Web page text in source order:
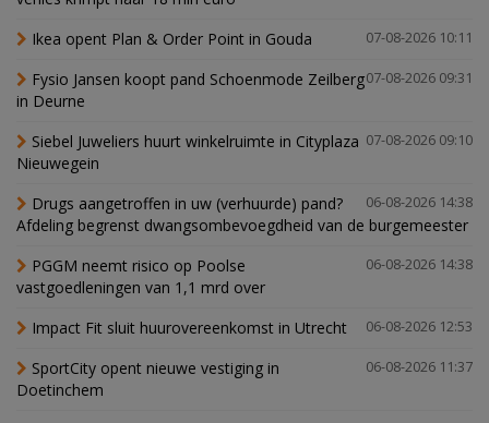
07-08-2026 10:11
Ikea opent Plan & Order Point in Gouda
07-08-2026 09:31
Fysio Jansen koopt pand Schoenmode Zeilberg
in Deurne
07-08-2026 09:10
Siebel Juweliers huurt winkelruimte in Cityplaza
Nieuwegein
06-08-2026 14:38
Drugs aangetroffen in uw (verhuurde) pand?
Afdeling begrenst dwangsombevoegdheid van de burgemeester
06-08-2026 14:38
PGGM neemt risico op Poolse
vastgoedleningen van 1,1 mrd over
06-08-2026 12:53
Impact Fit sluit huurovereenkomst in Utrecht
06-08-2026 11:37
SportCity opent nieuwe vestiging in
Doetinchem